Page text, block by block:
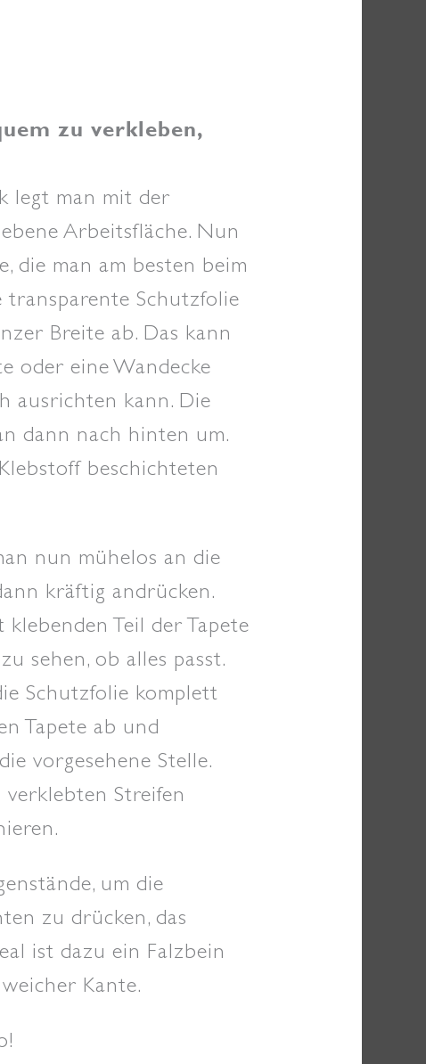
zu verkleben,
legt man mit der
Arbeitsfläche. Nun
die man am besten beim
transparente Schutzfolie
Breite ab. Das kann
oder eine Wandecke
ausrichten kann. Die
dann nach hinten um.
beschichteten
nun mühelos an die
kräftig andrücken.
Teil der Tapete
sehen, ob alles passt.
Schutzfolie komplett
Tapete ab und
vorgesehene Stelle.
Streifen
um die
zu drücken, das
ist dazu ein Falzbein
Kante.